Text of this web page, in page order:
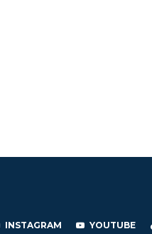
INSTAGRAM YOUTUBE